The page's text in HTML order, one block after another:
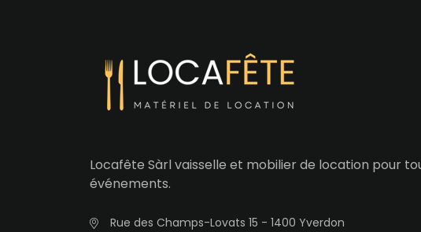
Locafête Sàrl vaisselle et mobilier de location pour
événements.
Rue des Champs-Lovats 15 - 1400 Yverdon